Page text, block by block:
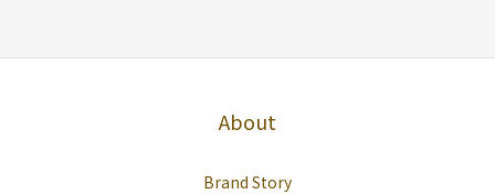
About
Brand Story